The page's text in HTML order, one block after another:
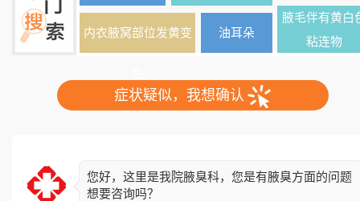
内衣腋窝部位发黄变 油耳朵
腋毛伴有黄白
粘连物
症状疑似，我想确认
您好，这里是我院腋臭科，您是有腋臭方面的问题
想要咨询吗？